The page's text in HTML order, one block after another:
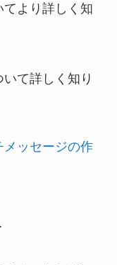
より詳しく知
て詳しく知り
メッセージの作